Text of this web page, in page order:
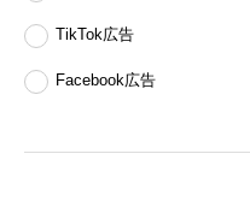
TikTok広告
Facebook広告